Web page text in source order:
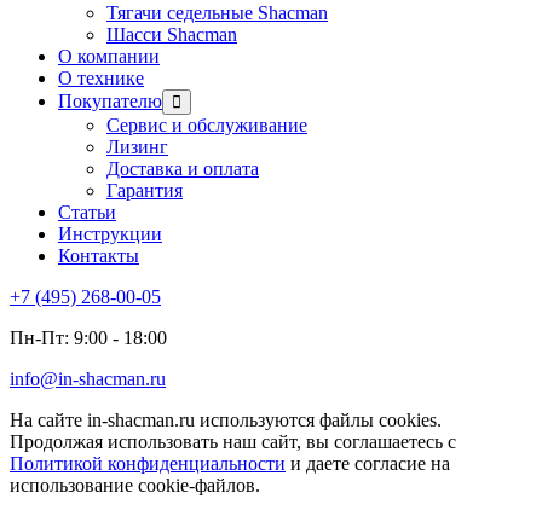
Тягачи седельные Shacman
Шасси Shacman
О компании
О технике
Покупателю
Сервис и обслуживание
Лизинг
Доставка и оплата
Гарантия
Статьи
Инструкции
Контакты
+7 (495) 268-00-05
Пн-Пт: 9:00 - 18:00
info@in-shacman.ru
На сайте in-shacman.ru используются файлы cookies.
Продолжая использовать наш сайт, вы соглашаетесь с
Политикой конфиденциальности и даете согласие на
использование cookie-файлов.